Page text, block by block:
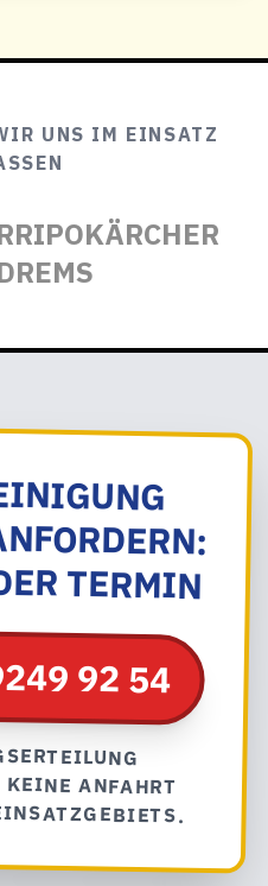
UNS IM EINSATZ
RIPOKÄRCHER
REMS
TERMIN
92 54
ANFAHRT